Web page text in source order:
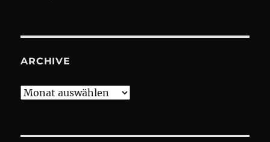
ARCHIVE
Archive